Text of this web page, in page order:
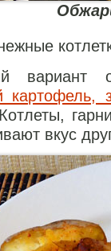
вариант
картофель,
вкус